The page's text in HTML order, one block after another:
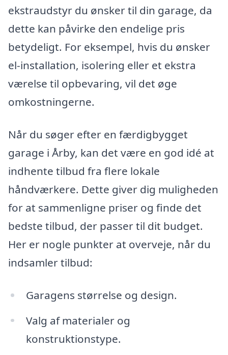
ekstraudstyr du ønsker til din garage, da
dette kan påvirke den endelige pris
betydeligt. For eksempel, hvis du ønsker
el-installation, isolering eller et ekstra
værelse til opbevaring, vil det øge
omkostningerne.
Når du søger efter en færdigbygget
garage i Årby, kan det være en god idé at
indhente tilbud fra flere lokale
håndværkere. Dette giver dig muligheden
for at sammenligne priser og finde det
bedste tilbud, der passer til dit budget.
Her er nogle punkter at overveje, når du
indsamler tilbud:
Garagens størrelse og design.
Valg af materialer og
konstruktionstype.